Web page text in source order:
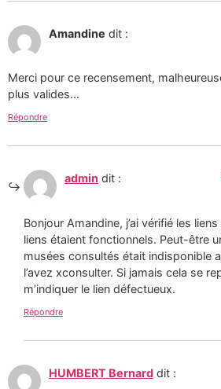
Amandine dit :
Merci pour ce recensement,
plus valides…
Répondre
admin dit :
Bonjour Amandine, j’ai vérifié les
liens étaient fonctionnels. Peut-être
musées consultés était indisponible
l’avez xconsulter. Si jamais cela se
m’indiquer le lien défectueux.
Répondre
HUMBERT Bernard dit :